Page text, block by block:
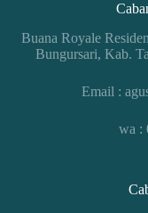
Buana Royale
Bungursari, Kab.
Email :
wa :